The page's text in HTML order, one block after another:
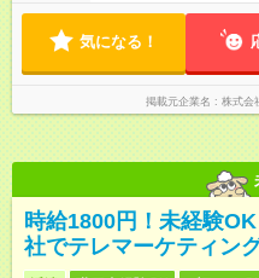
気になる！
掲載元企業名 株式会
時給1800円！未経験
社でテレマーケティン